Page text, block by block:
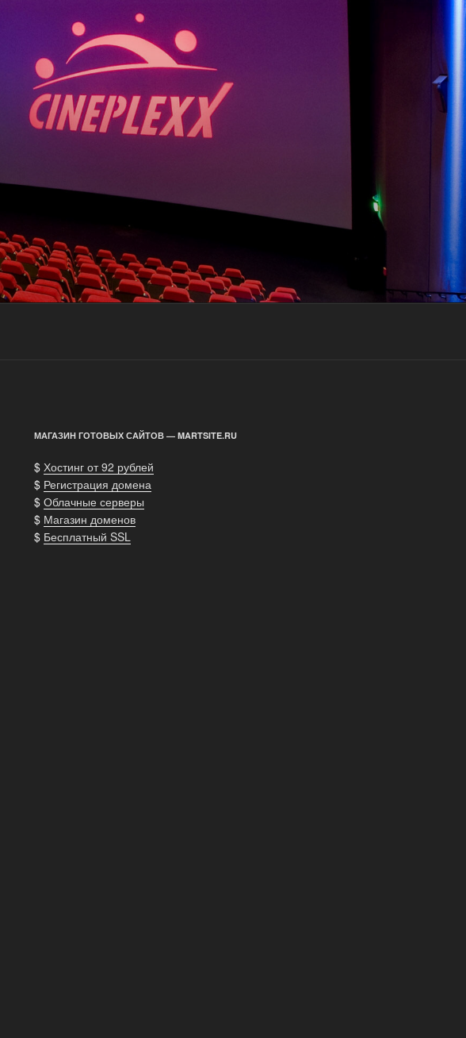
МАГАЗИН ГОТОВЫХ САЙТОВ — MARTSITE.RU
$ Хостинг от 92 рублей
$ Регистрация домена
$ Облачные серверы
$ Магазин доменов
$ Бесплатный SSL